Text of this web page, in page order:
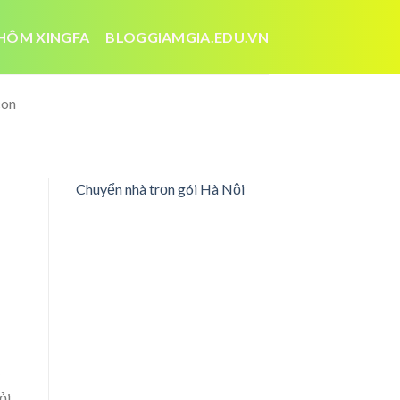
XINGFA BLOGGIAMGIA.EDU.VN
Chuyển nhà trọn gói Hà Nội